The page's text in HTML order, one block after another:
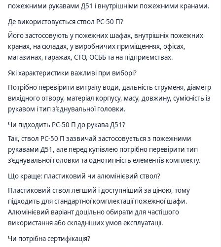
пожежними рукавами Д51 і внутрішніми пожежними кранами.
Де використовується ствол РС-50 П?
Його застосовують у пожежних шафах, внутрішніх пожежних
кранах, на складах, у виробничих приміщеннях, офісах,
магазинах, гаражах, СТО, ОСББ та на підприємствах.
Які характеристики важливі при виборі?
Потрібно перевірити витрату води, дальність струменя, діаметр
вихідного отвору, матеріал корпусу, масу, довжину, сумісність із
рукавом і тип з’єднувальної головки.
Чи підходить РС-50 П до рукава Д51?
Так, ствол РС-50 П зазвичай застосовується з пожежними
рукавами Д51, але перед купівлею потрібно перевірити тип
з’єднувальної головки та однотипність елементів комплекту.
Що краще: пластиковий чи алюмінієвий ствол?
Пластиковий ствол легший і доступніший за ціною, тому
підходить для стандартної комплектації пожежної шафи.
Алюмінієвий варіант доцільно обирати для частішого
використання або складніших умов експлуатації.
Чи потрібна сертифікація?